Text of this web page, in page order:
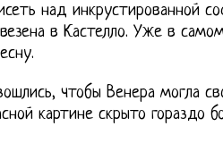
над инкрустированной
в Кастелло. Уже в
чтобы Венера могла
картине скрыто гораздо